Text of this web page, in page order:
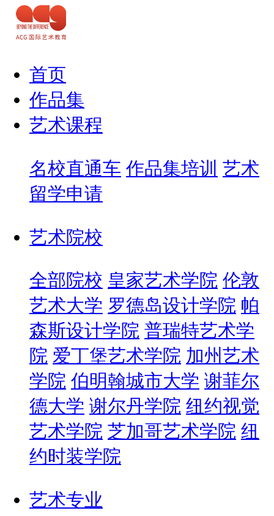
首页
作品集
艺术课程
名校直通车 作品集培训 艺术
留学申请
艺术院校
全部院校 皇家艺术学院 伦敦
艺术大学 罗德岛设计学院 帕
森斯设计学院 普瑞特艺术学
院 爱丁堡艺术学院 加州艺术
学院 伯明翰城市大学 谢菲尔
德大学 谢尔丹学院 纽约视觉
艺术学院 芝加哥艺术学院 纽
约时装学院
艺术专业